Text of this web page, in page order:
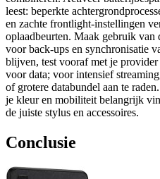
leest: beperkte
en zachte frontlight-instellingen
oplaadbeurten. Maak gebruik
voor back-ups en synchronisatie
blijven, test vooraf met je
voor data; voor intensief
of grotere databundel aan te
je kleur en mobiliteit belangrijk
de juiste stylus en accessoires.
Conclusie